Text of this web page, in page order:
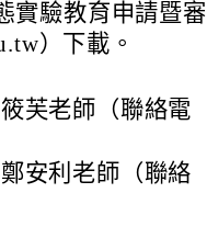
實驗教育申請暨審
）下載。
芙老師（聯絡電
安利老師（聯絡